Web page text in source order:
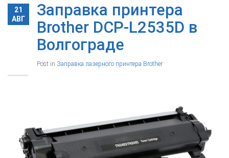
21
АВГ
Заправка принтера
Brother DCP-L2535D в
Волгограде
Post in Заправка лазерного принтера Brother